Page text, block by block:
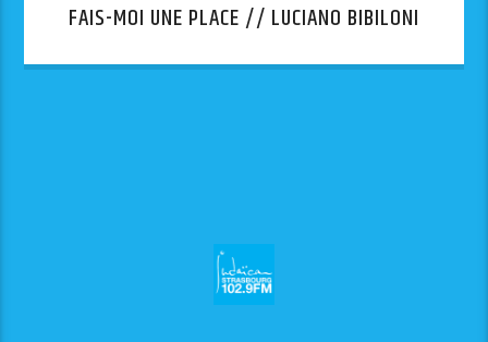
FAIS-MOI UNE PLACE // LUCIANO BIBILONI